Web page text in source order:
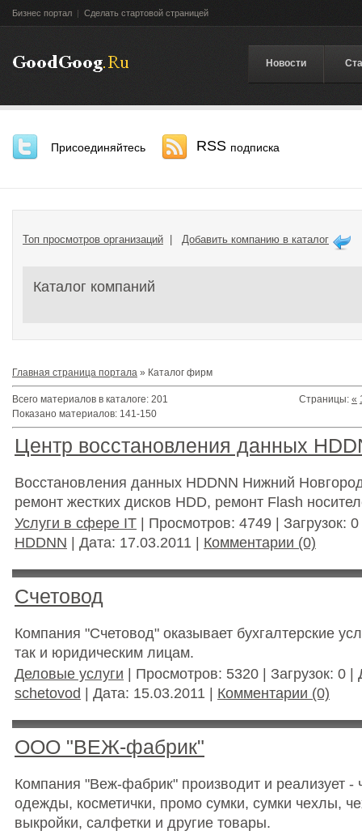
Бизнес портал | Сделать стартовой страницей
Новости
Присоединяйтесь RSS подписка
Топ просмотров организаций Добавить компанию в каталог
Каталог компаний
Главная страница портала » Каталог фирм
Всего материалов в каталоге: 201
Показано материалов: 141-150
Страницы: «
Центр восстановления данных
Восстановления данных HDDNN Нижний
ремонт жестких дисков HDD, ремонт Flash
Услуги в сфере IT | Просмотров: 4749 | Загрузок:
HDDNN | Дата: 17.03.2011 Комментарии (0)
Счетовод
Компания "Счетовод" оказывает бухгалтерские
так и юридическим лицам.
Деловые услуги | Просмотров: 5320 | Загрузок: 0 |
schetovod | Дата: 15.03.2011 Комментарии (0)
ООО "ВЕЖ-фабрик"
Компания "Веж-фабрик" производит и реализует -
одежды, косметички, промо сумки, сумки чехлы,
выкройки, салфетки и другие товары.